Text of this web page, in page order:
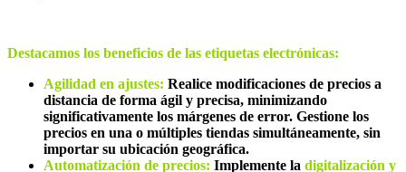
Destacamos los beneficios de las etiquetas electrónicas:
Agilidad en ajustes: Realice modificaciones de precios a
distancia de forma ágil y precisa, minimizando
significativamente los márgenes de error. Gestione los
precios en una o múltiples tiendas simultáneamente, sin
importar su ubicación geográfica.
Automatización de precios: Implemente la digitalización y